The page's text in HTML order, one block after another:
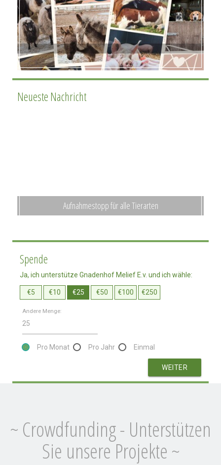
Neueste Nachricht
Aufnahmestopp für alle Tierarten
Spende
Ja, ich unterstütze Gnadenhof Melief E.v. und ich wähle:
€5 €10 €25 €50 €100 €250
Andere Menge:
Pro Monat Pro Jahr Einmal
WEITER
~ Crowdfunding - Unterstützen
Sie unsere Projekte ~